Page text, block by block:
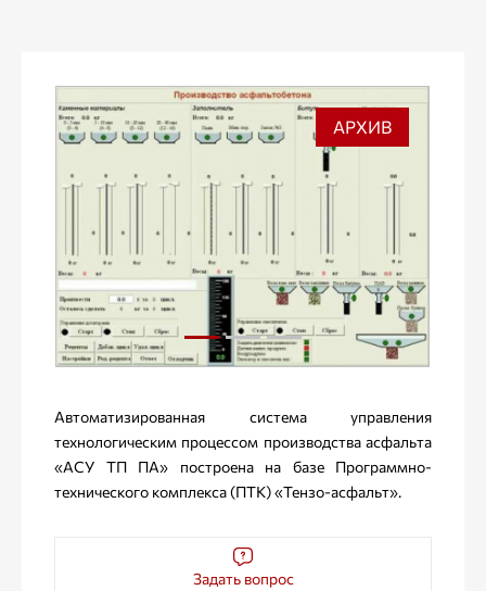
АРХИВ
Автоматизированная система управления
технологическим процессом производства асфальта
«АСУ ТП ПА» построена на базе Программно-
технического комплекса (ПТК) «Тензо-асфальт».
Задать вопрос